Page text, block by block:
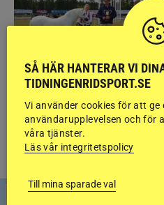
GÄSTBLOGGEN
Finaldag med jubileumsutställning
SÅ HÄR HANTERAR VI
TIDNINGENRIDSPORT.SE
Vi använder cookies för att ge
användarupplevelsen och för
våra tjänster.
Läs vår integritetspolicy
Till mina sparade val